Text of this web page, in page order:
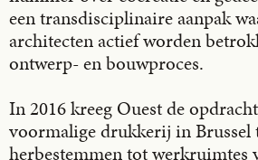
een transdisciplinaire aanpak
architecten actief worden
ontwerp- en bouwproces.
In 2016 kreeg Ouest de
voormalige drukkerij in Brussel
herbestemmen tot werkruimtes